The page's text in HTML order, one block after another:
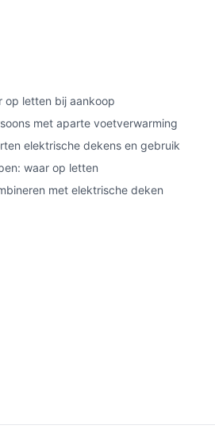
op letten bij aankoop
met aparte voetverwarming
elektrische dekens en gebruik
waar op letten
met elektrische deken